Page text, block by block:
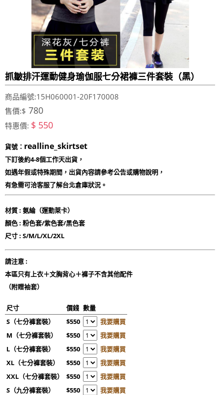
抓皺排汗運動健身瑜伽服七分裙褲三件套裝（黑）
商品編號:15H060001-20F170008
售價:$ 780
特惠價: $ 550
貨號： realline_skirtset
下訂後約4-8個工作天出貨，
如遇年假或特殊期間，出貨內容請參考公告或購物說明，
有急需可洽客服了解台北倉庫狀況。
材質 : 氨綸（運動萊卡）
顏色 : 粉色套/紫色套/黑色套
尺寸 : S/M/L/XL/2XL
請注意 :
本區只有上衣＋文胸背心＋褲子不含其他配件
（附贈袖套）
尺寸 價錢 數量
S（七分褲套裝）
$550
我要購買
M（七分褲套裝）
$550
我要購買
L（七分褲套裝）
$550
我要購買
XL（七分褲套裝）
$550
我要購買
XXL（七分褲套裝）
$550
我要購買
S（九分褲套裝）
$550
我要購買